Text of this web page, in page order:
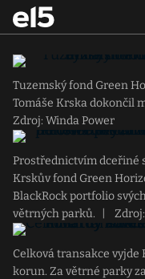
Tuzemský fond Green
Tomáše Krska dokončil
Zdroj: Winda Power
Prostřednictvím dceřiné
Krskův fond Green
BlackRock portfolio
větrných parků.
Celková transakce vyjde
korun. Za větrné parky